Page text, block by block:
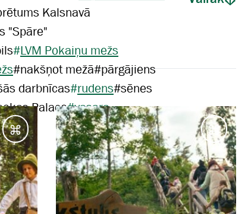
Kalsnavā
"Spāre"
#LVM Pokaiņu mežs
#nakšņot mežā#pārgājiens
darbnīcas#rudens#sēnes
Palace#vasara
Galamērķi